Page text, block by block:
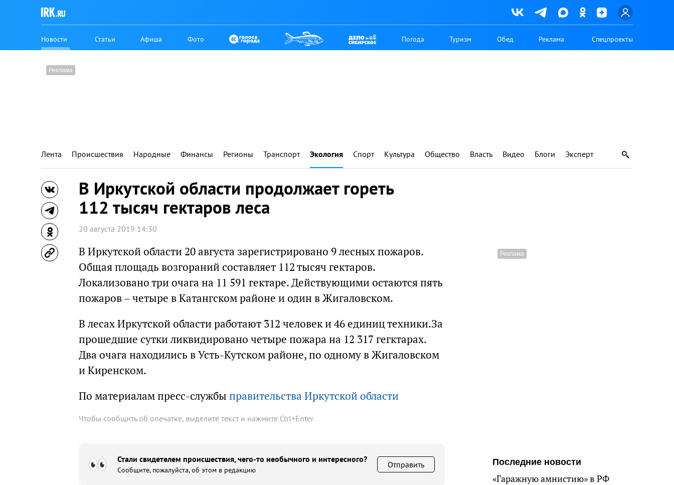
Новости Статьи Афиша Фото Погода Туризм Обед Реклама Спецпроекты
Лента Происшествия Народные Финансы Регионы Транспорт Экология Спорт Культура Общество Власть Видео Блоги Эксперт
В Иркутской области продолжает гореть
112 тысяч гектаров леса
20 августа 2019 14:30
В Иркутской области 20 августа зарегистрировано 9 лесных пожаров.
Общая площадь возгораний составляет 112 тысяч гектаров.
Локализовано три очага на 11 591 гектаре. Действующими остаются пять
пожаров – четыре в Катангском районе и один в Жигаловском.
В лесах Иркутской области работают 312 человек и 46 единиц техники.За
прошедшие сутки ликвидировано четыре пожара на 12 317 гегктарах.
Два очага находились в Усть-Кутском районе, по одному в Жигаловском
и Киренском.
По материалам пресс-службы правительства Иркутской области
Чтобы сообщить об опечатке, выделите текст и нажмите Ctrl+Enter
Стали свидетелем происшествия, чего-то необычного и интересного?
Сообщите, пожалуйста, об этом в редакцию
Отправить Последние новости
«Гаражную амнистию» в РФ